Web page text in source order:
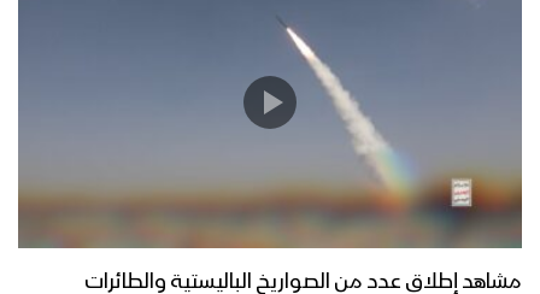
مشاهد إطلاق عدد من الصواريخ الباليستية والطائرات